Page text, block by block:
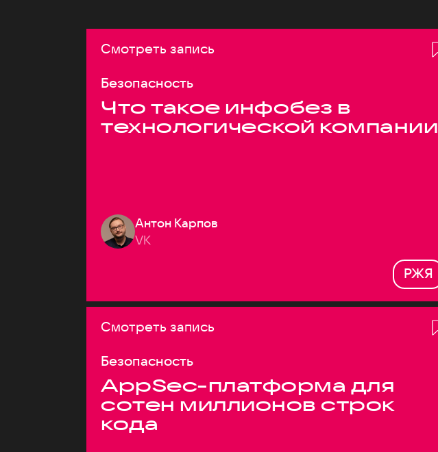
Смотреть запись
Безопасность
Что такое инфобез в
технологической компании
Антон Карпов
VK
РЖЯ
Смотреть запись
Безопасность
AppSec-платформа для
сотен миллионов строк
кода